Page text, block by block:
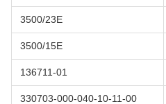
3500/23E
3500/15E
136711-01
330703-000-040-10-11-00